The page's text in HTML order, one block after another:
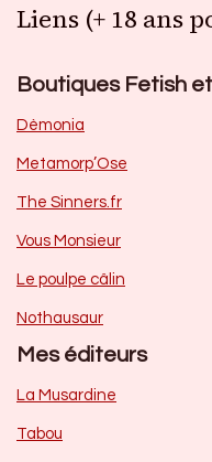
Liens (+ 18 ans
Boutiques Fetish
Dèmonia
Metamorp’Ose
The Sinners.fr
Vous Monsieur
Le poulpe câlin
Nothausaur
Mes éditeurs
La Musardine
Tabou